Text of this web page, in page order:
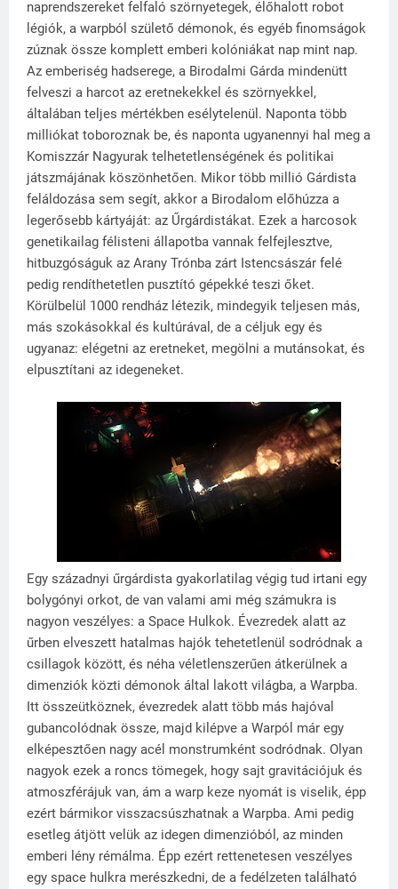
naprendszereket felfaló szörnyetegek, élőhalott robot
légiók, a warpból születő démonok, és egyéb finomságok
zúznak össze komplett emberi kolóniákat nap mint nap.
Az emberiség hadserege, a Birodalmi Gárda mindenütt
felveszi a harcot az eretnekekkel és szörnyekkel,
általában teljes mértékben esélytelenül. Naponta több
milliókat toboroznak be, és naponta ugyanennyi hal meg a
Komiszzár Nagyurak telhetetlenségének és politikai
játszmájának köszönhetően. Mikor több millió Gárdista
feláldozása sem segít, akkor a Birodalom előhúzza a
legerősebb kártyáját: az Űrgárdistákat. Ezek a harcosok
genetikailag félisteni állapotba vannak felfejlesztve,
hitbuzgóságuk az Arany Trónba zárt Istencsászár felé
pedig rendíthetetlen pusztító gépekké teszi őket.
Körülbelül 1000 rendház létezik, mindegyik teljesen más,
más szokásokkal és kultúrával, de a céljuk egy és
ugyanaz: elégetni az eretneket, megölni a mutánsokat, és
elpusztítani az idegeneket.
Egy századnyi űrgárdista gyakorlatilag végig tud irtani egy
bolygónyi orkot, de van valami ami még számukra is
nagyon veszélyes: a Space Hulkok. Évezredek alatt az
űrben elveszett hatalmas hajók tehetetlenül sodródnak a
csillagok között, és néha véletlenszerűen átkerülnek a
dimenziók közti démonok által lakott világba, a Warpba.
Itt összeütköznek, évezredek alatt több más hajóval
gubancolódnak össze, majd kilépve a Warpól már egy
elképesztően nagy acél monstrumként sodródnak. Olyan
nagyok ezek a roncs tömegek, hogy sajt gravitációjuk és
atmoszférájuk van, ám a warp keze nyomát is viselik, épp
ezért bármikor visszacsúszhatnak a Warpba. Ami pedig
esetleg átjött velük az idegen dimenzióból, az minden
emberi lény rémálma. Épp ezért rettenetesen veszélyes
egy space hulkra merészkedni, de a fedélzeten található